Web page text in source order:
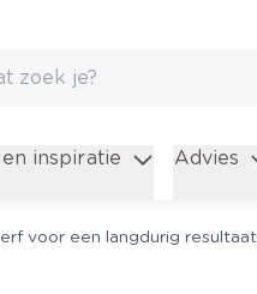
inspiratie Advies
voor een langdurig resultaat